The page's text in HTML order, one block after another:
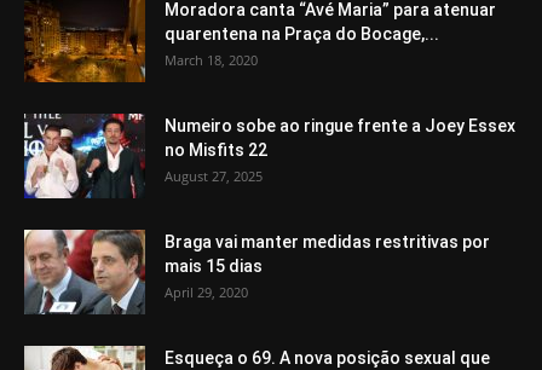
Moradora canta “Avé Maria” para atenuar
quarentena na Praça do Bocage,...
March 18, 2020
Numeiro sobe ao ringue frente a Joey Essex
no Misfits 22
August 27, 2025
Braga vai manter medidas restritivas por
mais 15 dias
April 29, 2020
Esqueça o 69. A nova posição sexual que